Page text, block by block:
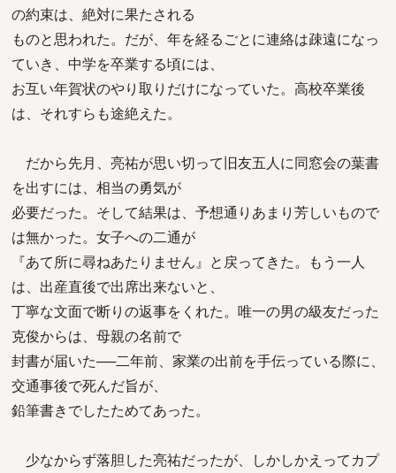
の約束は、絶対に果たされる
ものと思われた。だが、年を経るごとに連絡は疎遠になっ
ていき、中学を卒業する頃には、
お互い年賀状のやり取りだけになっていた。高校卒業後
は、それすらも途絶えた。
だから先月、亮祐が思い切って旧友五人に同窓会の葉書
を出すには、相当の勇気が
必要だった。そして結果は、予想通りあまり芳しいもので
は無かった。女子への二通が
『あて所に尋ねあたりません』と戻ってきた。もう一人
は、出産直後で出席出来ないと、
丁寧な文面で断りの返事をくれた。唯一の男の級友だった
克俊からは、母親の名前で
封書が届いた──二年前、家業の出前を手伝っている際に、
交通事後で死んだ旨が、
鉛筆書きでしたためてあった。
少なからず落胆した亮祐だったが、しかしかえってカプ